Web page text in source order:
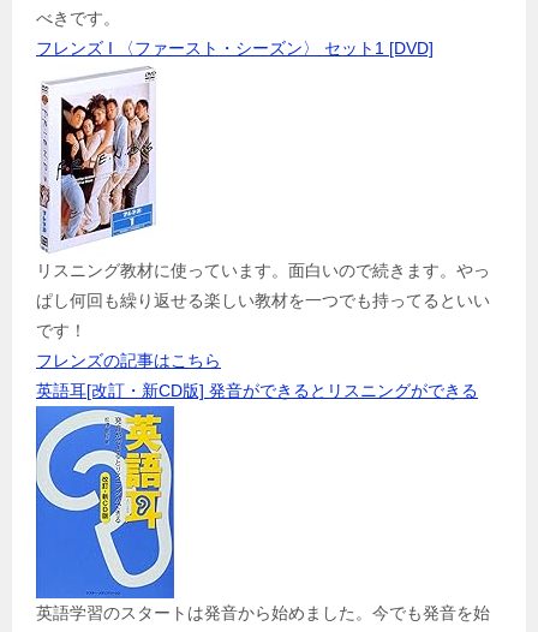
べきです。
フレンズ I 〈ファースト・シーズン〉 セット1 [DVD]
リスニング教材に使っています。面白いので続きます。やっ
ぱし何回も繰り返せる楽しい教材を一つでも持ってるといい
です！
フレンズの記事はこちら
英語耳[改訂・新CD版] 発音ができるとリスニングができる
英語学習のスタートは発音から始めました。今でも発音を始